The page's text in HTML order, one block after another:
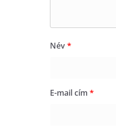
Név*
E-mail cím *